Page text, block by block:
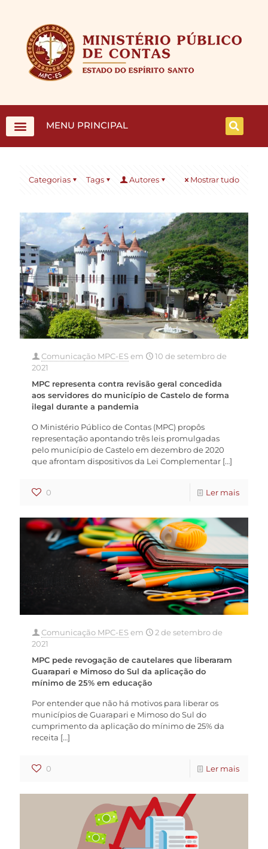
MENU PRINCIPAL
Categorias Tags Autores Mostrar tudo
Comunicação MPC-ESem
10 de setembro de
2021
MPC representa contra revisão geral concedida
aos servidores do município de Castelo de forma
ilegal durante a pandemia
O Ministério Público de Contas (MPC) propôs
representação apontando três leis promulgadas
pelo município de Castelo em dezembro de 2020
que afrontam dispositivos da Lei Complementar […]
0 Ler mais
Comunicação MPC-ESem
2 de setembro de
2021
MPC pede revogação de cautelares que liberaram
Guarapari e Mimoso do Sul da aplicação do
mínimo de 25% em educação
Por entender que não há motivos para liberar os
municípios de Guarapari e Mimoso do Sul do
cumprimento da aplicação do mínimo de 25% da
receita […]
0 Ler mais